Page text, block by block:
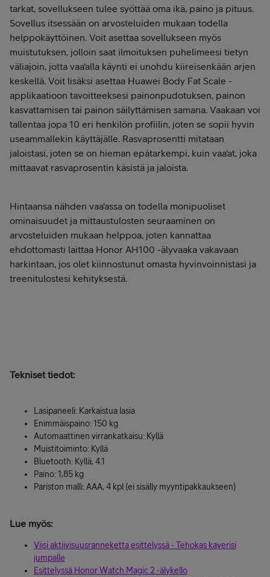
tarkat, sovellukseen tulee syöttää oma ikä, paino ja pituus.
Sovellus itsessään on arvosteluiden mukaan todella
helppokäyttöinen. Voit asettaa sovellukseen myös
muistutuksen, jolloin saat ilmoituksen puhelimeesi tietyn
väliajoin, jotta vaa'alla käynti ei unohdu kiireisenkään arjen
keskellä. Voit lisäksi asettaa Huawei Body Fat Scale -
applikaatioon tavoitteeksesi painonpudotuksen, painon
kasvattamisen tai painon säilyttämisen samana. Vaakaan voi
tallentaa jopa 10 eri henkilön profiilin, joten se sopii hyvin
useammallekin käyttäjälle. Rasvaprosentti mitataan
jaloistasi, joten se on hieman epätarkempi, kuin vaa'at, joka
mittaavat rasvaprosentin käsistä ja jaloista.
Hintaansa nähden vaa'assa on todella monipuoliset
ominaisuudet ja mittaustulosten seuraaminen on
arvosteluiden mukaan helppoa, joten kannattaa
ehdottomasti laittaa Honor AH100 -älyvaaka vakavaan
harkintaan, jos olet kiinnostunut omasta hyvinvoinnistasi ja
treenitulostesi kehityksestä.
Tekniset tiedot:
Lasipaneeli: Karkaistua lasia
Enimmäispaino: 150 kg
Automaattinen virrankatkaisu: Kyllä
Muistitoiminto: Kyllä
Bluetooth: Kyllä, 4.1
Paino: 1,85 kg
Pariston malli: AAA, 4 kpl (ei sisälly myyntipakkaukseen)
Lue myös:
Viisi aktiivisuusranneketta esittelyssä - Tehokas kaverisi
jumpalle
Esittelyssä Honor Watch Magic 2 -älykello